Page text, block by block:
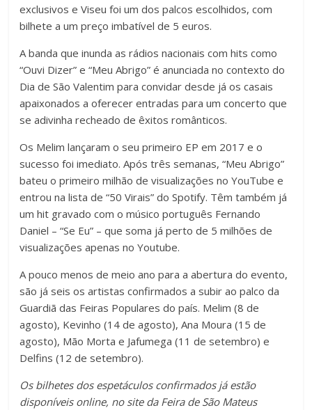
exclusivos e Viseu foi um dos palcos escolhidos, com
bilhete a um preço imbatível de 5 euros.
A banda que inunda as rádios nacionais com hits como
“Ouvi Dizer” e “Meu Abrigo” é anunciada no contexto do
Dia de São Valentim para convidar desde já os casais
apaixonados a oferecer entradas para um concerto que
se adivinha recheado de êxitos românticos.
Os Melim lançaram o seu primeiro EP em 2017 e o
sucesso foi imediato. Após três semanas, “Meu Abrigo”
bateu o primeiro milhão de visualizações no YouTube e
entrou na lista de “50 Virais” do Spotify. Têm também já
um hit gravado com o músico português Fernando
Daniel – “Se Eu” – que soma já perto de 5 milhões de
visualizações apenas no Youtube.
A pouco menos de meio ano para a abertura do evento,
são já seis os artistas confirmados a subir ao palco da
Guardiã das Feiras Populares do país. Melim (8 de
agosto), Kevinho (14 de agosto), Ana Moura (15 de
agosto), Mão Morta e Jafumega (11 de setembro) e
Delfins (12 de setembro).
Os bilhetes dos espetáculos confirmados já estão
disponíveis online, no site da Feira de São Mateus